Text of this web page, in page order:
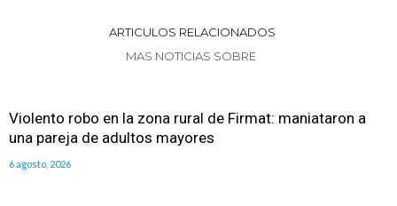
ARTICULOS RELACIONADOS
MAS NOTICIAS SOBRE
Violento robo en la zona rural de Firmat: maniataron a
una pareja de adultos mayores
6 agosto, 2026